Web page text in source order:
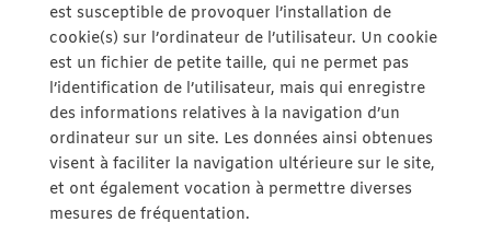
est susceptible de provoquer l’installation de
cookie(s) sur l’ordinateur de l’utilisateur. Un cookie
est un fichier de petite taille, qui ne permet pas
l’identification de l’utilisateur, mais qui enregistre
des informations relatives à la navigation d’un
ordinateur sur un site. Les données ainsi obtenues
visent à faciliter la navigation ultérieure sur le site,
et ont également vocation à permettre diverses
mesures de fréquentation.